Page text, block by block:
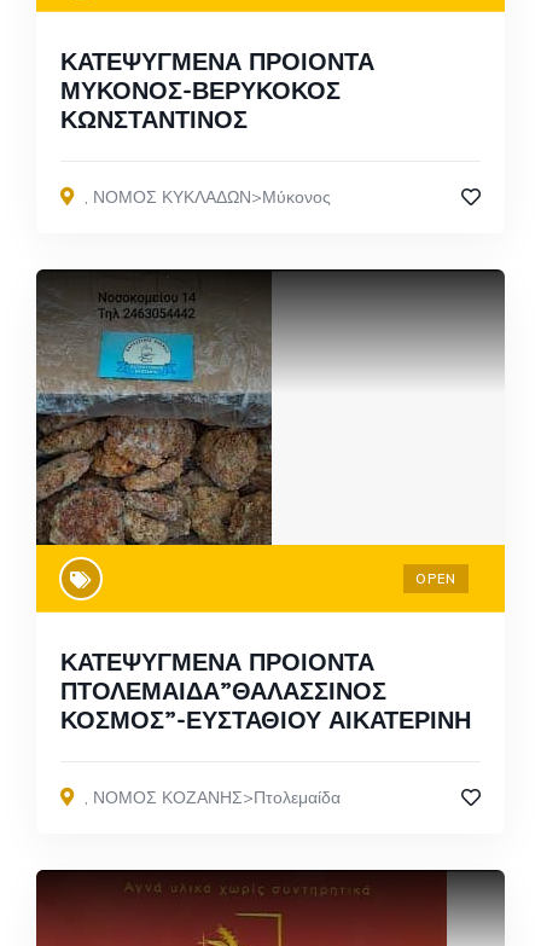
ΚΑΤΕΨΥΓΜΕΝΑ ΠΡΟΙΟΝΤΑ
ΜΥΚΟΝΟΣ-ΒΕΡΥΚΟΚΟΣ
ΚΩΝΣΤΑΝΤΙΝΟΣ
, ΝΟΜΟΣ ΚΥΚΛΑΔΩΝ>Μύκονος
OPEN
ΚΑΤΕΨΥΓΜΕΝΑ ΠΡΟΙΟΝΤΑ
ΠΤΟΛΕΜΑΙΔΑ”ΘΑΛΑΣΣΙΝΟΣ
ΚΟΣΜΟΣ”-ΕΥΣΤΑΘΙΟΥ ΑΙΚΑΤΕΡΙΝΗ
, ΝΟΜΟΣ ΚΟΖΑΝΗΣ>Πτολεμαίδα